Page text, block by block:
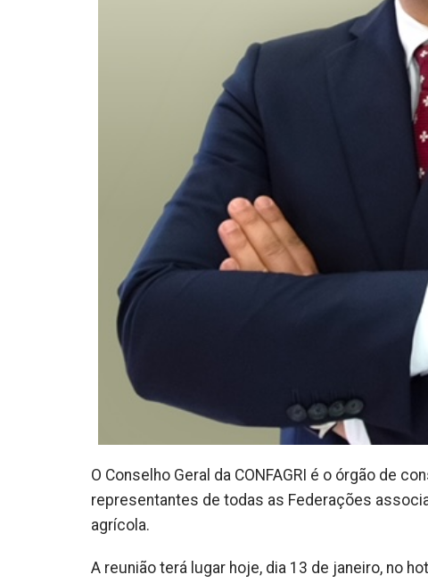
O Conselho Geral da CONFAGRI é o órgão de
representantes de todas as Federações
agrícola.
A reunião terá lugar hoje, dia 13 de janeiro, no